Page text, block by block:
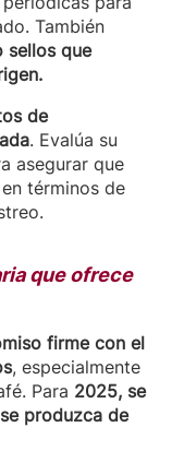
También
sellos que
de
. Evalúa su
asegurar que
términos de
que ofrece
firme con el
, especialmente
Para 2025, se
produzca de